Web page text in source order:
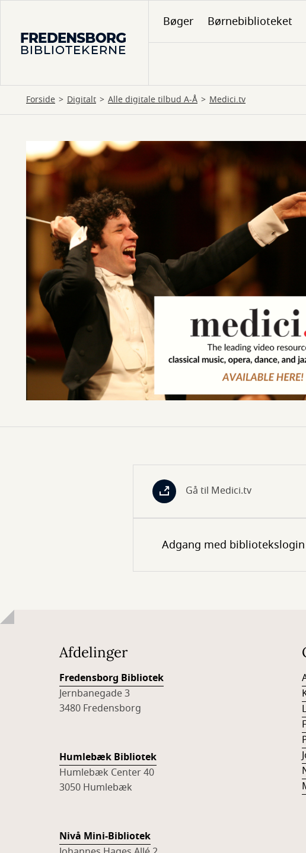
hovedindhold
Bøger Børnebiblioteket
Forside Digitalt Alle digitale tilbud A-Å Medici.tv
Gå til Medici.tv
Adgang med bibliotekslogin
Afdelinger
Fredensborg Bibliotek
Jernbanegade 3
3480 Fredensborg
Humlebæk Bibliotek
Humlebæk Center 40
3050 Humlebæk
Nivå Mini-Bibliotek